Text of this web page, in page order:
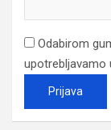
Odabirom
upotrebljavamo